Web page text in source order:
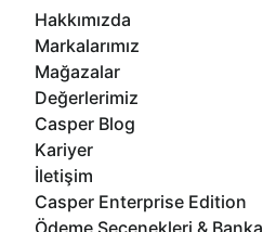
Hakkımızda
Markalarımız
Mağazalar
Değerlerimiz
Casper Blog
Kariyer
İletişim
Casper Enterprise Edition
Ödeme Seçenekleri & Banka